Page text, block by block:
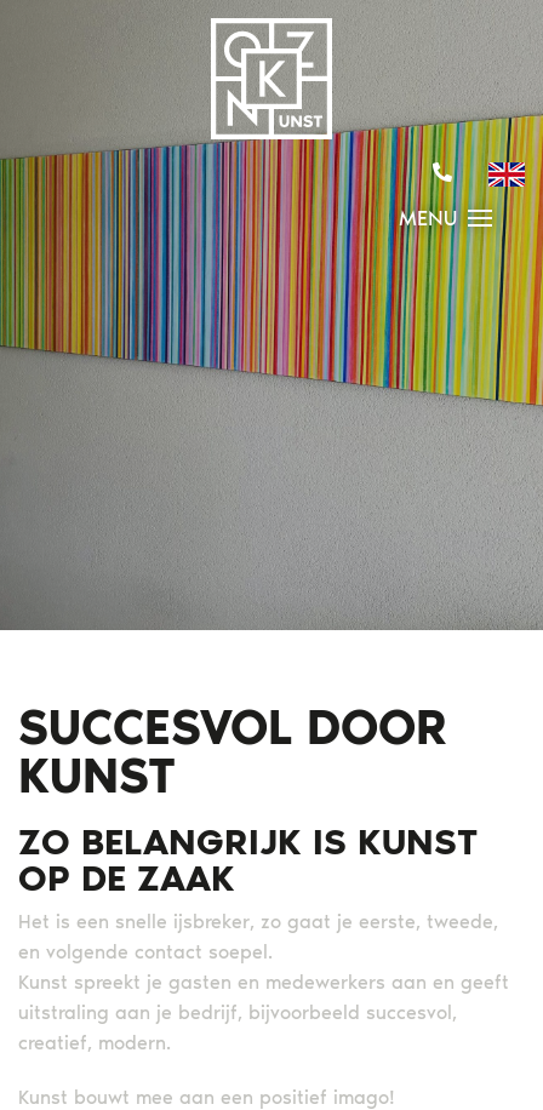
SUCCESVOL DOOR
KUNST
ZO BELANGRIJK IS KUNST
OP DE ZAAK
Het is een snelle ijsbreker, zo gaat je eerste, tweede,
en volgende contact soepel.
Kunst spreekt je gasten en medewerkers aan en geeft
uitstraling aan je bedrijf, bijvoorbeeld succesvol,
creatief, modern.
Kunst bouwt mee aan een positief imago!